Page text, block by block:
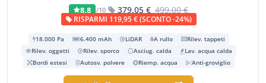
8,8 /10 379,05 € 499,00 €
RISPARMI 119,95 € (SCONTO -24%)
18.000 Pa 6.400 mAh LiDAR A rullo
Rilev. tappeti
Rilev. oggetti
Rilev. sporco Asciug. calda
Lav. acqua calda
Bordi estesi
Autosv. polvere Riemp. acqua Anti-groviglio